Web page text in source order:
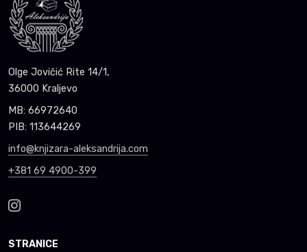
Olge Jovičić Rite 14/1,
36000 Kraljevo
MB: 66972640
PIB: 113644269
info@knjizara-aleksandrija.com
+381 69 4900-399
STRANICE